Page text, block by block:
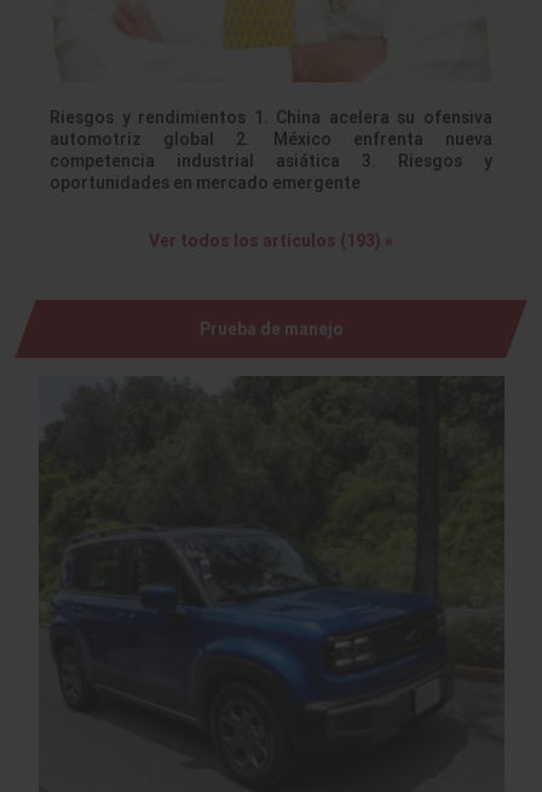
Riesgos y rendimientos 1. China acelera su ofensiva
automotriz global 2. México enfrenta nueva
competencia industrial asiática 3. Riesgos y
oportunidades en mercado emergente
Ver todos los artículos (193) »
Prueba de manejo